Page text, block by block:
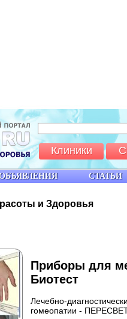
и Здоровья
Приборы для
Биотест
Лечебно-
гомеопатии -
СТАТЬИ
Клиники